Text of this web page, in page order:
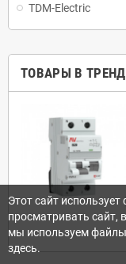
TDM-Electric
ТОВАРЫ В
Этот сайт
просматривать сайт,
мы используем
здесь.